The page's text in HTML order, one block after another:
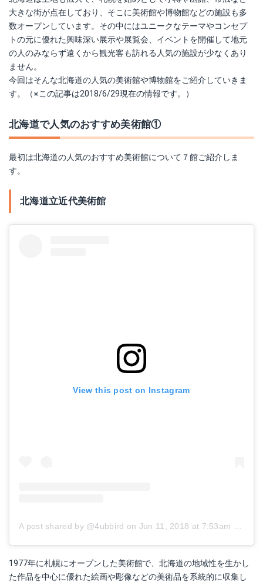
大きな街が点在しており、そこに美術館や博物館などの施設も多
数オープンしています。その中にはユニークなテーマやコンセプ
トの元に優れた興味深い展示や展覧会、イベントを開催して地元
の人のみならず遠くから観光客も訪れる人気の施設が少なくあり
ません。
今回はそんな北海道の人気の美術館や博物館をご紹介していきま
す。（※この記事は2018/6/29現在の情報です。）
北海道で人気のおすすめ美術館①
最初は北海道の人気のおすすめ美術館について７館ご紹介しま
す。
北海道立近代美術館
View this post on Instagram
A post shared by @4ubbird on Jun 11, 2018 at 7:53am PDT
1977年に札幌にオープンした美術館で、北海道の地域性を生かし
た作品を中心に優れた絵画や彫像などの美術品を系統的に収集し